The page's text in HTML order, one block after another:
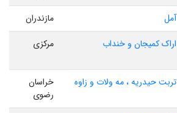
آمل
مازندران
اراک کمیجان و خنداب مرکزی
تربت حیدریه ، مه ولات و زاوه
خراسان
رضوی